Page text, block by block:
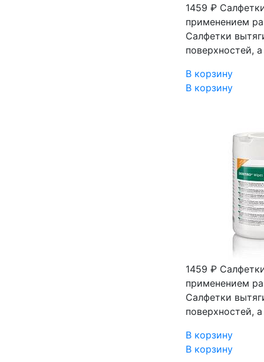
1459 ₽
применением
Салфетки
поверхностей,
В корзину
В корзину
1459 ₽
применением
Салфетки
поверхностей,
В корзину
В корзину